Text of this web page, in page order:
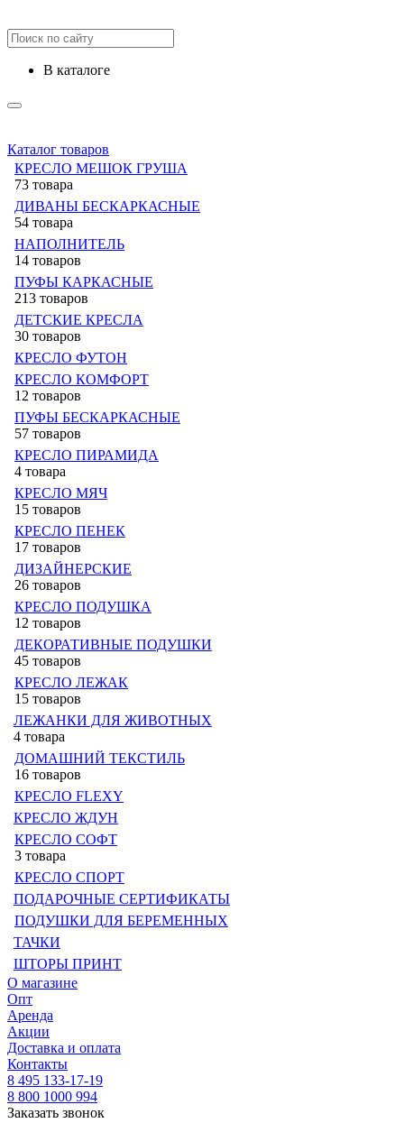
в каталоге
Каталог товаров
КРЕСЛО МЕШОК ГРУША
73 товара
ДИВАНЫ БЕСКАРКАСНЫЕ
54 товара
НАПОЛНИТЕЛЬ
14 товаров
ПУФЫ КАРКАСНЫЕ
213 товаров
ДЕТСКИЕ КРЕСЛА
30 товаров
КРЕСЛО ФУТОН
КРЕСЛО КОМФОРТ
12 товаров
ПУФЫ БЕСКАРКАСНЫЕ
57 товаров
КРЕСЛО ПИРАМИДА
4 товара
КРЕСЛО МЯЧ
15 товаров
КРЕСЛО ПЕНЕК
17 товаров
ДИЗАЙНЕРСКИЕ
26 товаров
КРЕСЛО ПОДУШКА
12 товаров
ДЕКОРАТИВНЫЕ ПОДУШКИ
45 товаров
КРЕСЛО ЛЕЖАК
15 товаров
ЛЕЖАНКИ ДЛЯ ЖИВОТНЫХ
4 товара
ДОМАШНИЙ ТЕКСТИЛЬ
16 товаров
КРЕСЛО FLEXY
КРЕСЛО ЖДУН
КРЕСЛО СОФТ
3 товара
КРЕСЛО СПОРТ
ПОДАРОЧНЫЕ СЕРТИФИКАТЫ
ПОДУШКИ ДЛЯ БЕРЕМЕННЫХ
ТАЧКИ
ШТОРЫ ПРИНТ
О магазине
Опт
Аренда
Акции
Доставка и оплата
Контакты
8 495 133-17-19
8 800 1000 994
Заказать звонок